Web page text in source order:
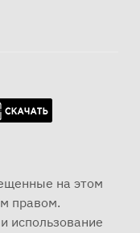
на этом
правом.
использование